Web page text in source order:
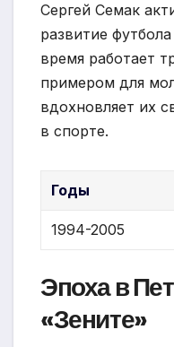
Сергей Семак
развитие
время работает
примером для
вдохновляет их
в спорте.
Годы
1994-2005
Эпоха в
«Зените»